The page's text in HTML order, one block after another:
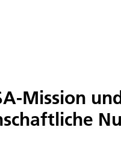
Mission